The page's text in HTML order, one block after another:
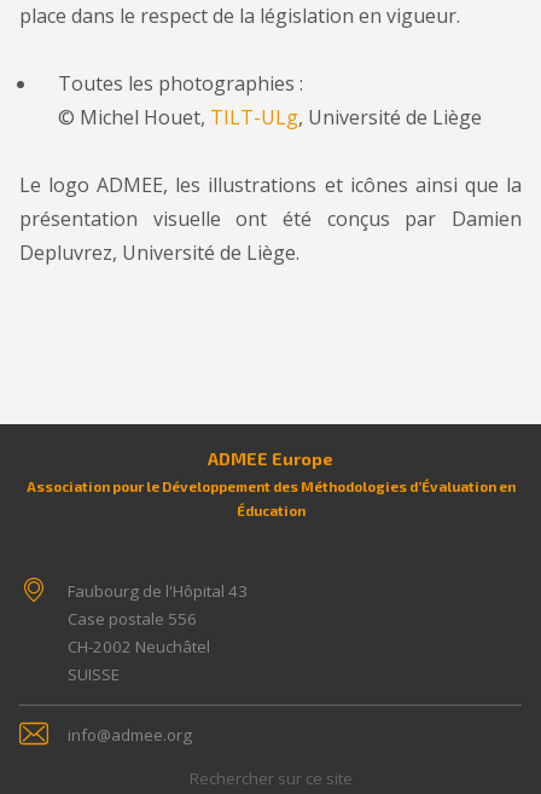
place dans le respect de la législation en vigueur.
Toutes les photographies :
© Michel Houet, TILT-ULg, Université de Liège
Le logo ADMEE, les illustrations et icônes ainsi que la
présentation visuelle ont été conçus par Damien
Depluvrez, Université de Liège.
ADMEE Europe
Association pour le Développement des Méthodologies d’Évaluation en
Éducation
Faubourg de l'Hôpital 43
Case postale 556
CH-2002 Neuchâtel
SUISSE
info@admee.org
Rechercher sur ce site